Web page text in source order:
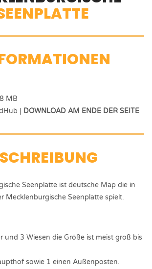
MB
| DOWNLOAD AM ENDE DER SEITE
Seenplatte ist deutsche Map die in
Mecklenburgische Seenplatte spielt.
und 3 Wiesen die Größe ist meist groß bis
sowie 1 einen Außenposten.